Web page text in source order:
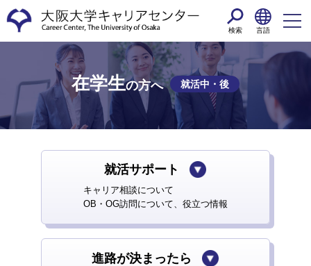
検索 言語
在学⽣の⽅へ 就活中・後
就活サポート
キャリア相談について
OB・OG訪問について、役立つ情報
進路が決まったら